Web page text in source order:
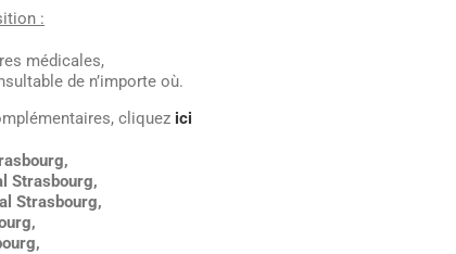
:
médicales,
de n’importe où.
cliquez ici
Strasbourg,
Strasbourg,